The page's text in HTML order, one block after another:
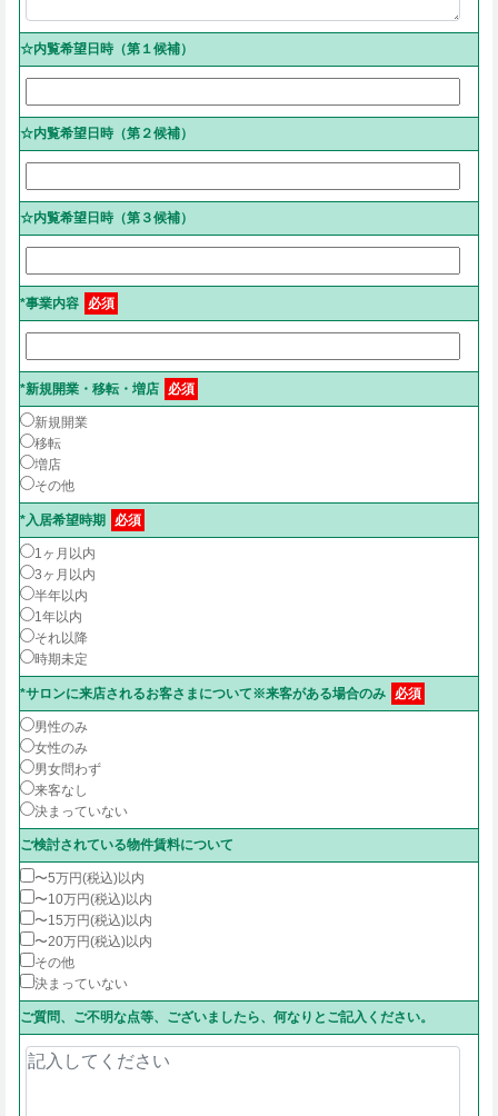
☆内覧希望日時（第１候補）
☆内覧希望日時（第２候補）
☆内覧希望日時（第３候補）
*事業内容 必須
*新規開業・移転・増店 必須
新規開業
移転
増店
その他
*入居希望時期 必須
1ヶ月以内
3ヶ月以内
半年以内
1年以内
それ以降
時期未定
*サロンに来店されるお客さまについて※来客がある場合のみ 必須
男性のみ
女性のみ
男女問わず
来客なし
決まっていない
ご検討されている物件賃料について
〜5万円(税込)以内
〜10万円(税込)以内
〜15万円(税込)以内
〜20万円(税込)以内
その他
決まっていない
ご質問、ご不明な点等、ございましたら、何なりとご記入ください。